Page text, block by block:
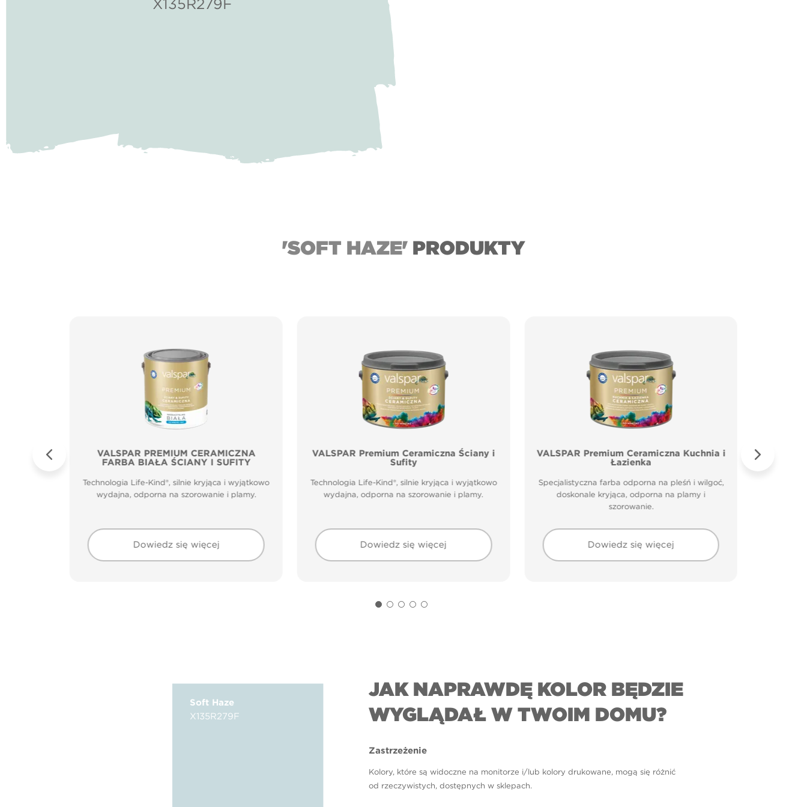
X135R279F
'SOFT HAZE'PRODUKTY
VALSPAR PREMIUM CERAMICZNA
FARBA BIAŁA ŚCIANY I SUFITY
Technologia Life-Kind®, silnie kryjąca i wyjątkowo
wydajna, odporna na szorowanie i plamy.
Dowiedz się więcej
VALSPAR Premium Ceramiczna Ściany i
Sufity
Technologia Life-Kind®, silnie kryjąca i wyjątkowo
wydajna, odporna na szorowanie i plamy.
Dowiedz się więcej
VALSPAR Premium Ceramiczna Kuchnia i
Łazienka
Specjalistyczna farba odporna na pleśń i wilgoć,
doskonale kryjąca, odporna na plamy i
szorowanie.
Dowiedz się więcej
Soft Haze
X135R279F
JAK NAPRAWDĘ KOLOR BĘDZIE
WYGLĄDAŁ W TWOIM DOMU?
Zastrzeżenie
Kolory, które są widoczne na monitorze i/lub kolory drukowane, mogą się różnić
od rzeczywistych, dostępnych w sklepach.